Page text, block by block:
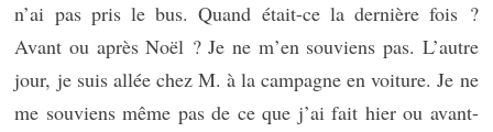
n’ai pas pris le bus. Quand était-ce la dernière fois ?
Avant ou après Noël ? Je ne m’en souviens pas. L’autre
jour, je suis allée chez M. à la campagne en voiture. Je ne
me souviens même pas de ce que j’ai fait hier ou avant-